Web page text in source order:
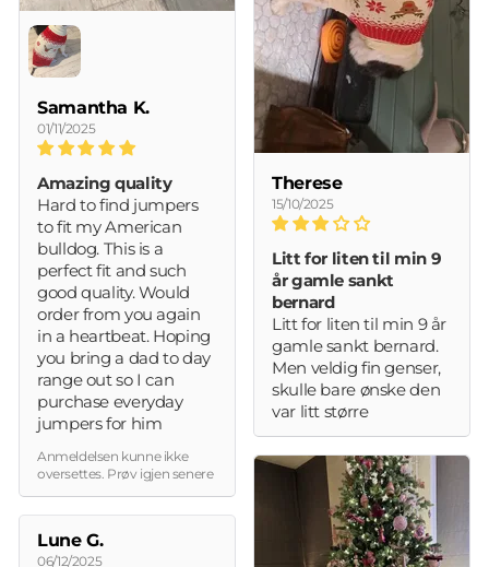
01/11/2025
Samantha K.
Amazing quality
Hard to find jumpers
to fit my American
bulldog. This is a
perfect fit and such
good quality. Would
order from you again
in a heartbeat. Hoping
you bring a dad to day
range out so I can
purchase everyday
jumpers for him
Anmeldelsen kunne ikke
oversettes. Prøv igjen senere
15/10/2025
Therese
Litt for liten til min 9
år gamle sankt
bernard
Litt for liten til min 9 år
gamle sankt bernard.
Men veldig fin genser,
skulle bare ønske den
var litt større
06/12/2025
Lune G.